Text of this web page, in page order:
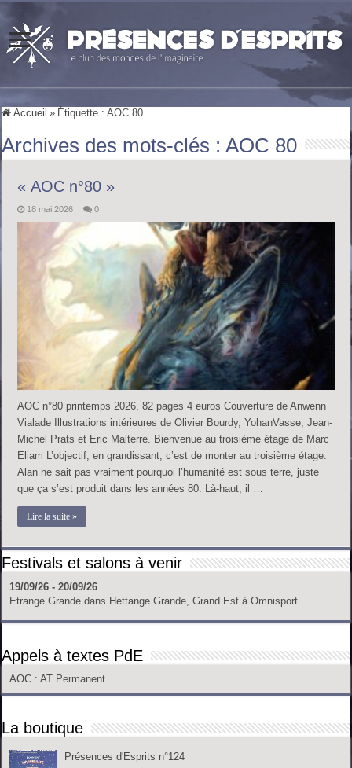
Accueil » Étiquette :AOC 80
Archives des mots-clés :AOC 80
« AOC n°80 »
18 mai 2026 0
AOC n°80 printemps 2026, 82 pages 4 euros Couverture de Anwenn
Vialade Illustrations intérieures de Olivier Bourdy, YohanVasse, Jean-
Michel Prats et Eric Malterre. Bienvenue au troisième étage de Marc
Eliam L’objectif, en grandissant, c’est de monter au troisième étage.
Alan ne sait pas vraiment pourquoi l’humanité est sous terre, juste
que ça s’est produit dans les années 80. Là-haut, il …
Lire la suite »
Festivals et salons à venir
19/09/26 - 20/09/26
Etrange Grande dans Hettange Grande, Grand Est à Omnisport
Appels à textes PdE
AOC : AT Permanent
La boutique
Présences d'Esprits n°124